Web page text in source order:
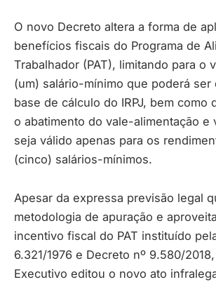
O novo Decreto altera a forma de
benefícios fiscais do Programa de
Trabalhador (PAT), limitando para o
(um) salário-mínimo que poderá ser
base de cálculo do IRPJ, bem como
o abatimento do vale-alimentação e
seja válido apenas para os
(cinco) salários-mínimos.
Apesar da expressa previsão legal
metodologia de apuração e
incentivo fiscal do PAT instituído
6.321/1976 e Decreto nº 9.580/
Executivo editou o novo ato